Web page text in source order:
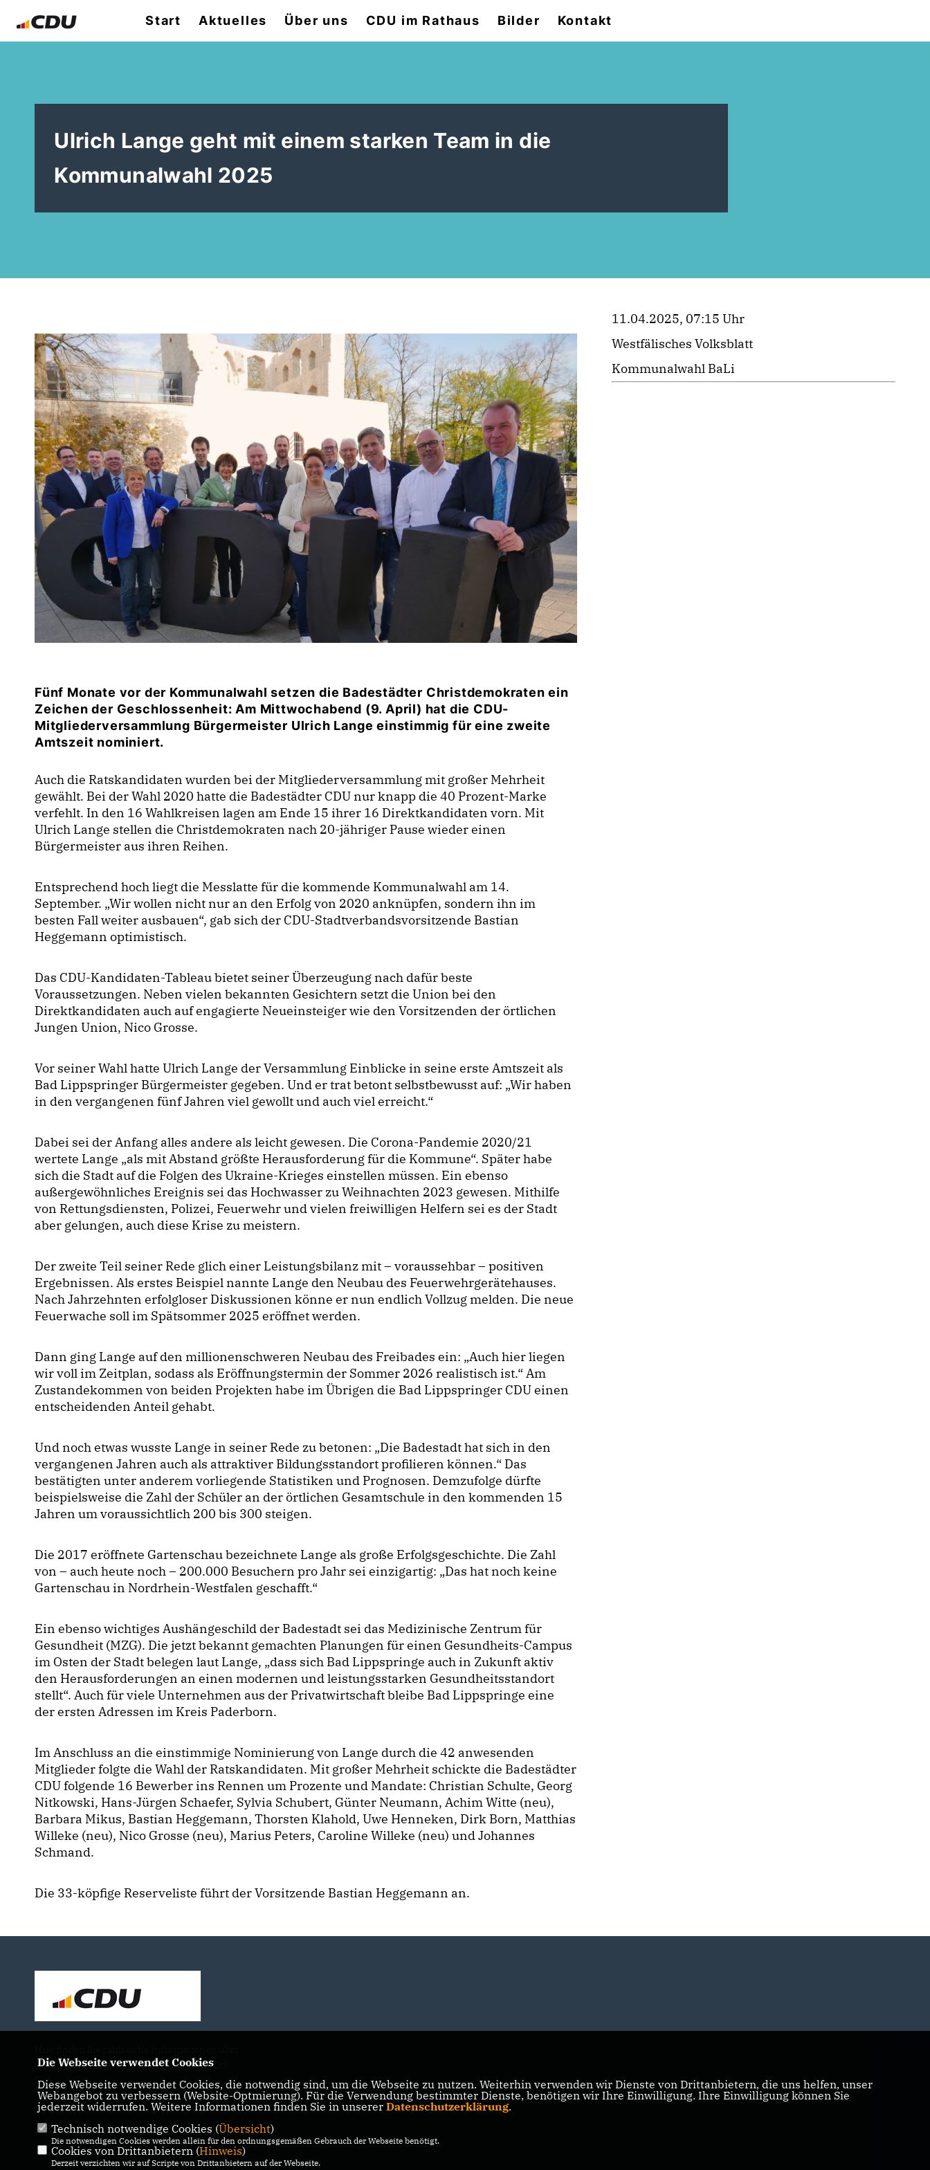
Start Aktuelles Über uns CDU im Rathaus Bilder Kontakt
Ulrich Lange geht mit einem starken Team in die
Kommunalwahl 2025
Fünf Monate vor der Kommunalwahl setzen die Badestädter Christdemokraten ein
Zeichen der Geschlossenheit: Am Mittwochabend (9. April) hat die CDU-
Mitgliederversammlung Bürgermeister Ulrich Lange einstimmig für eine zweite
Amtszeit nominiert.
Auch die Ratskandidaten wurden bei der Mitgliederversammlung mit großer Mehrheit
gewählt. Bei der Wahl 2020 hatte die Badestädter CDU nur knapp die 40 Prozent-Marke
verfehlt. In den 16 Wahlkreisen lagen am Ende 15 ihrer 16 Direktkandidaten vorn. Mit
Ulrich Lange stellen die Christdemokraten nach 20-jähriger Pause wieder einen
Bürgermeister aus ihren Reihen.
Entsprechend hoch liegt die Messlatte für die kommende Kommunalwahl am 14.
September. „Wir wollen nicht nur an den Erfolg von 2020 anknüpfen, sondern ihn im
besten Fall weiter ausbauen“, gab sich der CDU-Stadtverbandsvorsitzende Bastian
Heggemann optimistisch.
Das CDU-Kandidaten-Tableau bietet seiner Überzeugung nach dafür beste
Voraussetzungen. Neben vielen bekannten Gesichtern setzt die Union bei den
Direktkandidaten auch auf engagierte Neueinsteiger wie den Vorsitzenden der örtlichen
Jungen Union, Nico Grosse.
Vor seiner Wahl hatte Ulrich Lange der Versammlung Einblicke in seine erste Amtszeit als
Bad Lippspringer Bürgermeister gegeben. Und er trat betont selbstbewusst auf: „Wir haben
in den vergangenen fünf Jahren viel gewollt und auch viel erreicht.“
Dabei sei der Anfang alles andere als leicht gewesen. Die Corona-Pandemie 2020/21
wertete Lange „als mit Abstand größte Herausforderung für die Kommune“. Später habe
sich die Stadt auf die Folgen des Ukraine-Krieges einstellen müssen. Ein ebenso
außergewöhnliches Ereignis sei das Hochwasser zu Weihnachten 2023 gewesen. Mithilfe
von Rettungsdiensten, Polizei, Feuerwehr und vielen freiwilligen Helfern sei es der Stadt
aber gelungen, auch diese Krise zu meistern.
Der zweite Teil seiner Rede glich einer Leistungsbilanz mit – voraussehbar – positiven
Ergebnissen. Als erstes Beispiel nannte Lange den Neubau des Feuerwehrgerätehauses.
Nach Jahrzehnten erfolgloser Diskussionen könne er nun endlich Vollzug melden. Die neue
Feuerwache soll im Spätsommer 2025 eröffnet werden.
Dann ging Lange auf den millionenschweren Neubau des Freibades ein: „Auch hier liegen
wir voll im Zeitplan, sodass als Eröffnungstermin der Sommer 2026 realistisch ist.“ Am
Zustandekommen von beiden Projekten habe im Übrigen die Bad Lippspringer CDU einen
entscheidenden Anteil gehabt.
Und noch etwas wusste Lange in seiner Rede zu betonen: „Die Badestadt hat sich in den
vergangenen Jahren auch als attraktiver Bildungsstandort profilieren können.“ Das
bestätigten unter anderem vorliegende Statistiken und Prognosen. Demzufolge dürfte
beispielsweise die Zahl der Schüler an der örtlichen Gesamtschule in den kommenden 15
Jahren um voraussichtlich 200 bis 300 steigen.
Die 2017 eröffnete Gartenschau bezeichnete Lange als große Erfolgsgeschichte. Die Zahl
von – auch heute noch – 200.000 Besuchern pro Jahr sei einzigartig: „Das hat noch keine
Gartenschau in Nordrhein-Westfalen geschafft.“
Ein ebenso wichtiges Aushängeschild der Badestadt sei das Medizinische Zentrum für
Gesundheit (MZG). Die jetzt bekannt gemachten Planungen für einen Gesundheits-Campus
im Osten der Stadt belegen laut Lange, „dass sich Bad Lippspringe auch in Zukunft aktiv
den Herausforderungen an einen modernen und leistungsstarken Gesundheitsstandort
stellt“. Auch für viele Unternehmen aus der Privatwirtschaft bleibe Bad Lippspringe eine
der ersten Adressen im Kreis Paderborn.
Im Anschluss an die einstimmige Nominierung von Lange durch die 42 anwesenden
Mitglieder folgte die Wahl der Ratskandidaten. Mit großer Mehrheit schickte die Badestädter
CDU folgende 16 Bewerber ins Rennen um Prozente und Mandate: Christian Schulte, Georg
Nitkowski, Hans-Jürgen Schaefer, Sylvia Schubert, Günter Neumann, Achim Witte (neu),
Barbara Mikus, Bastian Heggemann, Thorsten Klahold, Uwe Henneken, Dirk Born, Matthias
Willeke (neu), Nico Grosse (neu), Marius Peters, Caroline Willeke (neu) und Johannes
Schmand.
Die 33-köpfige Reserveliste führt der Vorsitzende Bastian Heggemann an.
11.04.2025, 07:15 Uhr
Westfälisches Volksblatt
Kommunalwahl BaLi
uns, unsere Arbeit und Engagement vor Ort.
IMPRESSUM DATENSCHUTZ KONTAKT
Die Webseite verwendet Cookies
Diese Webseite verwendet Cookies, die notwendig sind, um die Webseite zu nutzen. Weiterhin verwenden wir Dienste von Drittanbietern, die uns helfen, unser
Webangebot zu verbessern (Website-Optmierung). Für die Verwendung bestimmter Dienste, benötigen wir Ihre Einwilligung. Ihre Einwilligung können Sie
jederzeit widerrufen. Weitere Informationen finden Sie in unserer Datenschutzerklärung.
Technisch notwendige Cookies (Übersicht)
Die notwendigen Cookies werden allein für den ordnungsgemäßen Gebrauch der Webseite benötigt.
Cookies von Drittanbietern (Hinweis)
Derzeit verzichten wir auf Scripte von Drittanbietern auf der Webseite.